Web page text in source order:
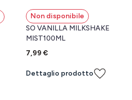
Non disponibile
SO VANILLA MILKSHAKE
MIST100ML
7,99 €
Dettaglio prodotto